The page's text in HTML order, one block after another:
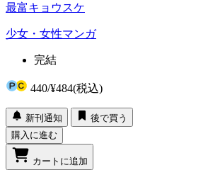
最富キョウスケ
少女・女性マンガ
完結
440/¥484(税込)
新刊通知
後で買う
購入に進む
カートに追加